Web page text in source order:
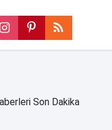
Son Dakika